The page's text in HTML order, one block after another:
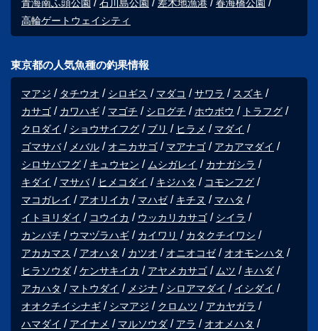
青海南ふ頭公園 石川島公園 差木地漁港
春海橋公園
高輪ゲートウェイシティ
東京都の人気魚種の釣果情報
マアジ タチウオ シロギス マダコ サワラ
スズキ
カサゴ
カワハギ マゴチ シログチ ホウボウ
トラフグ
クロダイ
ショウサイフグ ブリ ヒラメ
マダイ
ゴマサバ
メバル オニカサゴ マアナゴ
アカアマダイ
シロサバフグ
キュウセン ムシガレイ
カナガシラ
キダイ
マサバ ヒメコダイ キジハタ
コモンフグ
マコガレイ
アオリイカ マハゼ キチヌ
マハタ
イトヨリダイ
コウイカ ウッカリカサゴ
シイラ
カンパチ
ウマヅラハギ カイワリ
カタクチイワシ
アカカマス
アオハタ カツオ オニオコゼ
オオモンハタ
ヒラソウダ
ケンサキイカ アヤメカサゴ ムツ
キハダ
アカハタ
マトウダイ メジナ シロアマダイ
イシダイ
オオクチイシナギ
シマアジ クロムツ
アカヤガラ
ハマダイ
アイナメ マルソウダ アラ
オオメハタ